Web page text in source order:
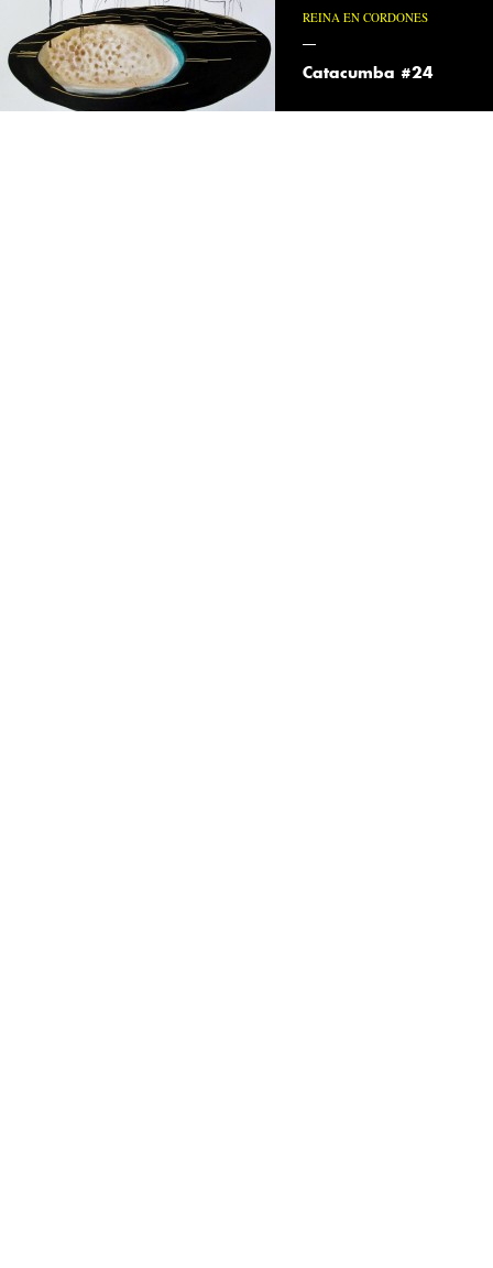
REINA EN CORDONES
Catacumba #24